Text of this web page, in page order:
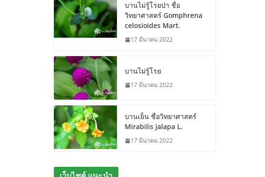
บานไม่รู้โรยป่า ชื่อ
วิทยาศาสตร์ Gomphrena
celosioides Mart.
17 มีนาคม 2022
บานไม่รู้โรย
17 มีนาคม 2022
บานเย็น ชื่อวิทยาศาสตร์
Mirabilis jalapa L.
17 มีนาคม 2022